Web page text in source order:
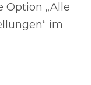
Option „Alle
im